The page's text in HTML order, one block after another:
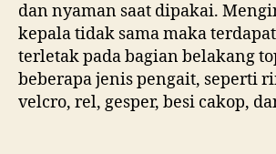
dan nyaman saat dipakai.
kepala tidak sama maka
terletak pada bagian belakang
beberapa jenis pengait, seperti
velcro, rel, gesper, besi cakop,